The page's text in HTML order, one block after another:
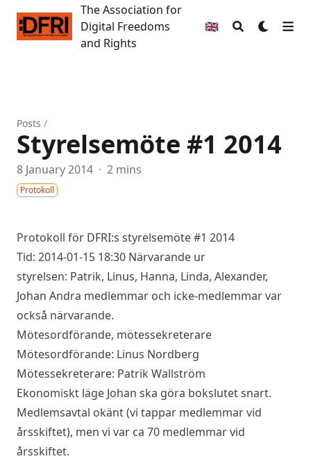
The Association for Digital Freedoms and Rights
The Association for
Digital Freedoms
and Rights
🇬🇧
Posts /
Styrelsemöte #1 2014
8 January 2014 · 2 mins
Protokoll
Protokoll för DFRI:s styrelsemöte #1 2014
Tid: 2014-01-15 18:30 Närvarande ur
styrelsen: Patrik, Linus, Hanna, Linda, Alexander,
Johan Andra medlemmar och icke-medlemmar var
också närvarande.
Mötesordförande, mötessekreterare
Mötesordförande: Linus Nordberg
Mötessekreterare: Patrik Wallström
Ekonomiskt läge Johan ska göra bokslutet snart.
Medlemsavtal okänt (vi tappar medlemmar vid
årsskiftet), men vi var ca 70 medlemmar vid
årsskiftet.